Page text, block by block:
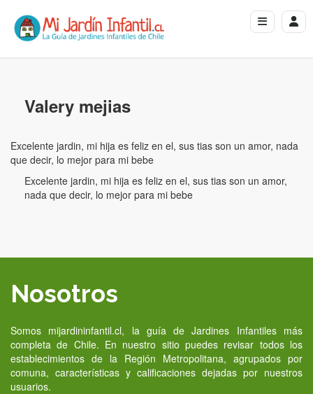
Valery mejias
Excelente jardin, mi hija es feliz en el, sus tias son un amor, nada
que decir, lo mejor para mi bebe
Excelente jardin, mi hija es feliz en el, sus tias son un amor,
nada que decir, lo mejor para mi bebe
Nosotros
Somos mijardininfantil.cl, la guía de Jardines Infantiles más
completa de Chile. En nuestro sitio puedes revisar todos los
establecimientos de la Región Metropolitana, agrupados por
comuna, características y calificaciones dejadas por nuestros
usuarios.